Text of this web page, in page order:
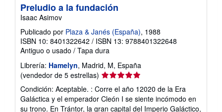
Preludio a la fundación
Isaac Asimov
Publicado por Plaza & Janés (España), 1988
ISBN 10: 8401322642 / ISBN 13: 9788401322648
Antiguo o usado / Tapa dura
Librería: Hamelyn, Madrid, M, España
(vendedor de 5 estrellas) Calificación
vendedor:
5
Condición: Aceptable. : Corre el año 12020 de la Era
Galáctica y el emperador Cleón I se siente incómodo en
su trono. En Trántor, la gran capital del Imperio Galáctico,